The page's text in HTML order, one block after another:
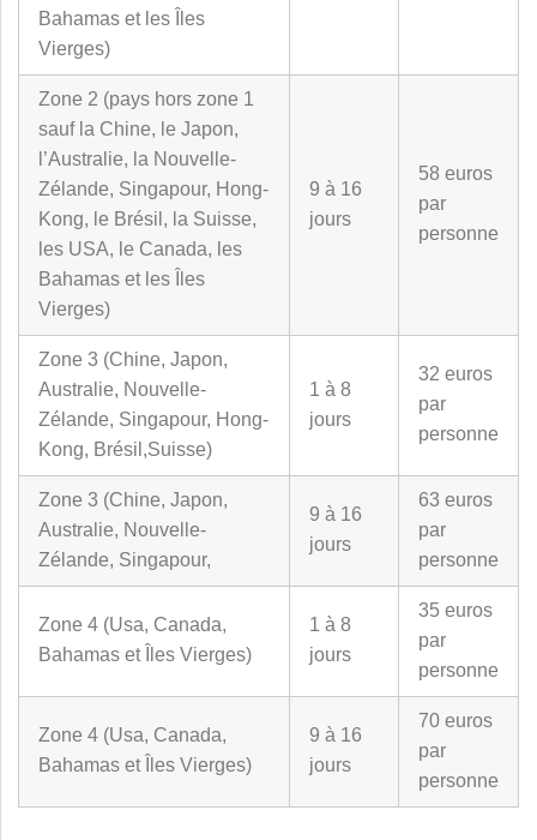
Bahamas et les Îles
Vierges)
Zone 2 (pays hors zone 1
sauf la Chine, le Japon,
l’Australie, la Nouvelle-
Zélande, Singapour, Hong-
Kong, le Brésil, la Suisse,
les USA, le Canada, les
Bahamas et les Îles
Vierges)
9 à 16
jours
58 euros
par
personne
Zone 3 (Chine, Japon,
Australie, Nouvelle-
Zélande, Singapour, Hong-
Kong, Brésil,Suisse)
1 à 8
jours
32 euros
par
personne
Zone 3 (Chine, Japon,
Australie, Nouvelle-
Zélande, Singapour,
9 à 16
jours
63 euros
par
personne
Zone 4 (Usa, Canada,
Bahamas et Îles Vierges)
1 à 8
jours
35 euros
par
personne
Zone 4 (Usa, Canada,
Bahamas et Îles Vierges)
9 à 16
jours
70 euros
par
personne